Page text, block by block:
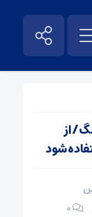
/ از
شود
۰